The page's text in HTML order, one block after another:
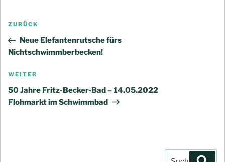
Beitragsnavigation
Vorheriger
Beitrag
ZURÜCK
Neue Elefantenrutsche fürs
Nichtschwimmberbecken!
Nächster
Beitrag
WEITER
50 Jahre Fritz-Becker-Bad – 14.05.2022
Flohmarkt im Schwimmbad
Suchen